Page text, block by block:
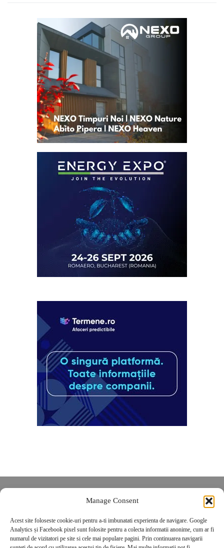
Manage Consent
Acest site foloseste cookie-uri pentru a-ti imbunatati experienta de navigare. Google
Analytics și Facebook pixel sunt folosite pentru a colecta informatii anonime, cum ar fi
numarul de vizitatori pe site si cele mai populare pagini. Prin continuarea navigarii
POLITICĂ DE CONFIDENȚIALITATE
Politica de cookies